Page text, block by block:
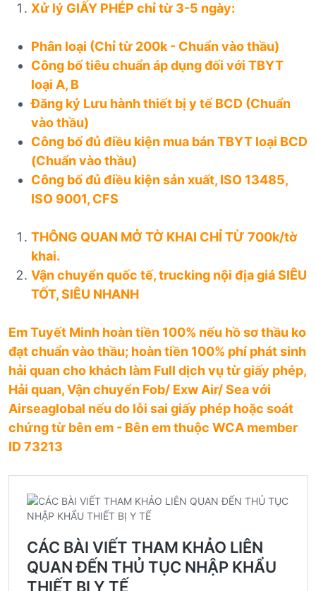
Xử lý GIẤY PHÉP chỉ từ 3-5 ngày:
Phân loại (Chỉ từ 200k - Chuẩn vào thầu)
Công bố tiêu chuẩn áp dụng đối với TBYT
loại A, B
Đăng ký Lưu hành thiết bị y tế BCD (Chuẩn
vào thầu)
Công bố đủ điều kiện mua bán TBYT loại BCD
(Chuẩn vào thầu)
Công bố đủ điều kiện sản xuất, ISO 13485,
ISO 9001, CFS
THÔNG QUAN MỞ TỜ KHAI CHỈ TỪ 700k/tờ
khai.
Vận chuyển quốc tế, trucking nội địa giá SIÊU
TỐT, SIÊU NHANH
Em Tuyết Minh hoàn tiền 100% nếu hồ sơ thầu ko
đạt chuẩn vào thầu; hoàn tiền 100% phí phát sinh
hải quan cho khách làm Full dịch vụ từ giấy phép,
Hải quan, Vận chuyển Fob/ Exw Air/ Sea với
Airseaglobal nếu do lỗi sai giấy phép hoặc soát
chứng từ bên em - Bên em thuộc WCA member
ID 73213